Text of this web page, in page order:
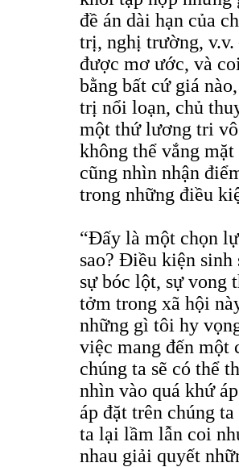
đề án dài hạn của
trị, nghị trường,
được mơ ước, và
bằng bất cứ giá
trị nổi loạn, chủ
một thứ lương tri
không thể vắng
cũng nhìn nhận
trong những điều
“Đấy là một chọn
sao? Điều kiện
sự bóc lột, sự vong
tởm trong xã hội
những gì tôi hy
việc mang đến một
chúng ta sẽ có thể
nhìn vào quá khứ
áp đặt trên chúng
ta lại lầm lẫn coi
nhau giải quyết